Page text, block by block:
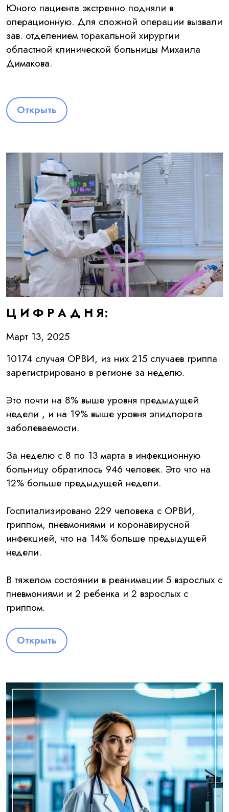
Юного пациента экстренно подняли в
операционную. Для сложной операции вызвали
зав. отделением торакальной хирургии
областной клинической больницы Михаила
Димакова.
Открыть
Ц И Ф Р А Д Н Я:
Март 13, 2025
10174 случая ОРВИ, из них 215 случаев гриппа
зарегистрировано в регионе за неделю.
Это почти на 8% выше уровня предыдущей
недели , и на 19% выше уровня эпидпорога
заболеваемости.
За неделю с 8 по 13 марта в инфекционную
больницу обратилось 946 человек. Это что на
12% больше предыдущей недели.
Госпитализировано 229 человека с ОРВИ,
гриппом, пневмониями и коронавирусной
инфекцией, что на 14% больше предыдущей
недели.
В тяжелом состоянии в реанимации 5 взрослых с
пневмониями и 2 ребенка и 2 взрослых с
гриппом.
Открыть